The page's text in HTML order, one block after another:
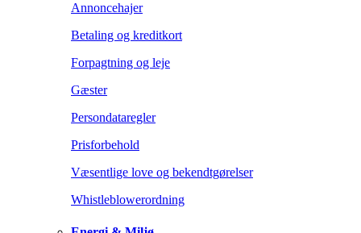
Annoncehajer
Betaling og kreditkort
Forpagtning og leje
Gæster
Persondataregler
Prisforbehold
Væsentlige love og bekendtgørelser
Whistleblowerordning